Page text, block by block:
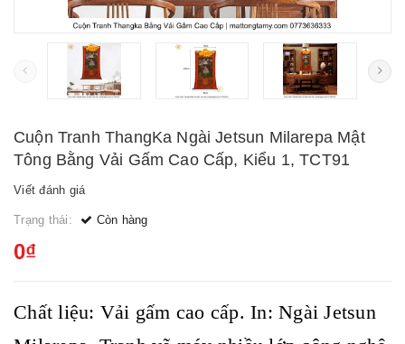
Cuộn Tranh ThangKa Ngài Jetsun Milarepa Mật
Tông Bằng Vải Gấm Cao Cấp, Kiểu 1, TCT91
Viết đánh giá
Trạng thái: Còn hàng
0₫
Chất liệu: Vải gấm cao cấp. In: Ngài Jetsun